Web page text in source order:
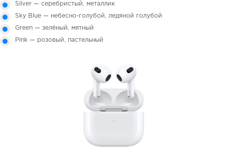
Silver — серебристый, металлик
Sky Blue — небесно-голубой, ледяной голубой
Green — зелёный, мятный
Pink — розовый, пастельный